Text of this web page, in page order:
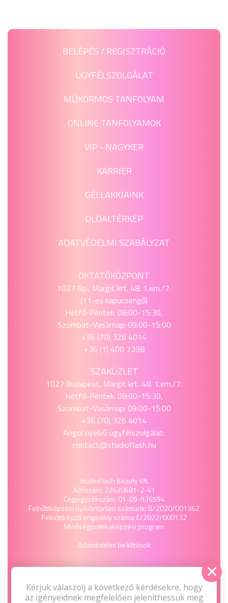
BELÉPÉS / REGISZTRÁCIÓ
ÜGYFÉLSZOLGÁLAT
MŰKÖRMÖS TANFOLYAM
ONLINE TANFOLYAMOK
VIP - NAGYKER
KARRIER
GÉLLAKKJAINK
OLDALTÉRKÉP
ADATVÉDELMI SZABÁLYZAT
OKTATÓKÖZPONT
1027 Bp., Margit krt. 48. 1.em./7.
(11-es kapucsengő)
Hétfő-Péntek: 08:00-15:30,
Szombat-Vasárnap: 09:00-15:00
+36 (70) 326 4014
+36 (1) 400 7398
SZAKÜZLET
1027 Budapest, Margit krt. 48. 1.em./7.
Hétfő-Péntek: 08:00-15:30,
Szombat-Vasárnap: 09:00-15:00
+36 (70) 326 4014
Angol nyelvű ügyfélszolgálat:
contact@studioflash.hu
StudioFlash Beauty Kft.
Adószám: 22630681-2-41
Cégjegyzékszám: 01-09-936594
Felnőttképzési nyilvántartási számunk: B/2020/001362
Felnőttképző engedély száma: E/2022/000132
Minőségpolitikaképzési program
Adatvédelmi beállítások
Kérjük válaszolj a következő kérdésekre, hogy
az igényeidnek megfelelően jeleníthessük meg